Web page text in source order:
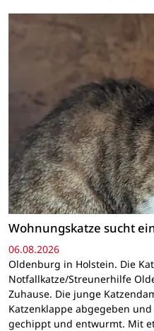
Wohnungskatze sucht
06.08.2026
Oldenburg in Holstein. Die
Notfallkatze/Streunerhilfe
Zuhause. Die junge
Katzenklappe abgegeben
gechippt und entwurmt. Mit